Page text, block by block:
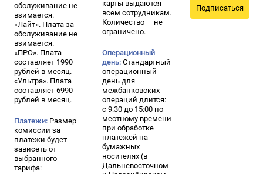
обслуживание не
взимается.
«Лайт». Плата за
обслуживание не
взимается.
«ПРО». Плата
составляет 1990
рублей в месяц.
«Ультра». Плата
составляет 6990
рублей в месяц.
Платежи: Размер
комиссии за
платежи будет
зависеть от
выбранного
тарифа:
карты выдаются
всем сотрудникам.
Количество — не
ограничено.
Операционный
день: Стандартный
операционный
день для
межбанковских
операций длится:
с 9:30 до 15:00 по
местному времени
при обработке
платежей на
бумажных
носителях (в
Дальневосточном
Подписаться